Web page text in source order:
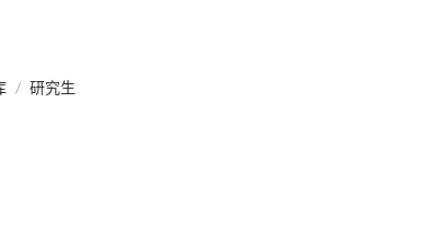
/ 研究生